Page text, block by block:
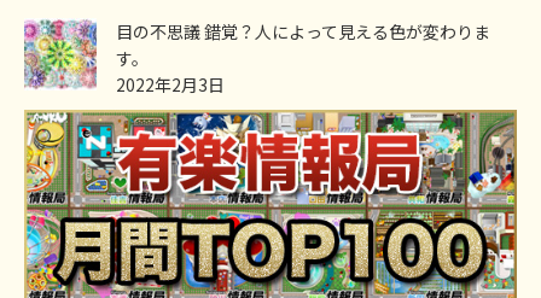
目の不思議 錯覚？人によって見える色が変わりま
す。
2022年2月3日